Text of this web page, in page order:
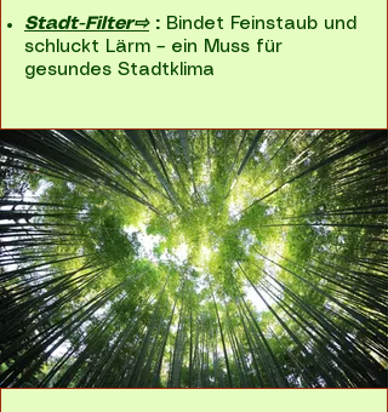
Stadt-Filter⇨: Bindet Feinstaub und
schluckt Lärm – ein Muss für
gesundes Stadtklima